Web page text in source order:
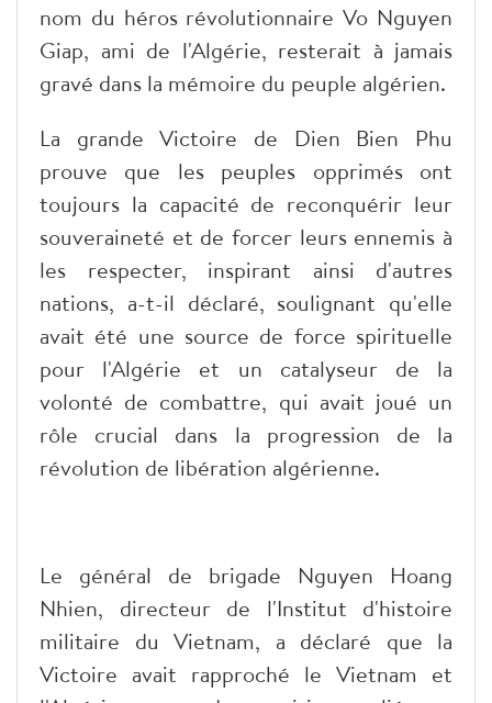
nom du héros révolutionnaire Vo Nguyen
Giap, ami de l'Algérie, resterait à jamais
gravé dans la mémoire du peuple algérien.
La grande Victoire de Dien Bien Phu
prouve que les peuples opprimés ont
toujours la capacité de reconquérir leur
souveraineté et de forcer leurs ennemis à
les respecter, inspirant ainsi d'autres
nations, a-t-il déclaré, soulignant qu'elle
avait été une source de force spirituelle
pour l'Algérie et un catalyseur de la
volonté de combattre, qui avait joué un
rôle crucial dans la progression de la
révolution de libération algérienne.
Le général de brigade Nguyen Hoang
Nhien, directeur de l'Institut d'histoire
militaire du Vietnam, a déclaré que la
Victoire avait rapproché le Vietnam et